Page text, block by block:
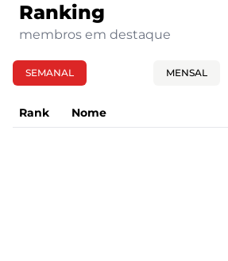
Ranking
membros em destaque
SEMANAL MENSAL
Rank Nome